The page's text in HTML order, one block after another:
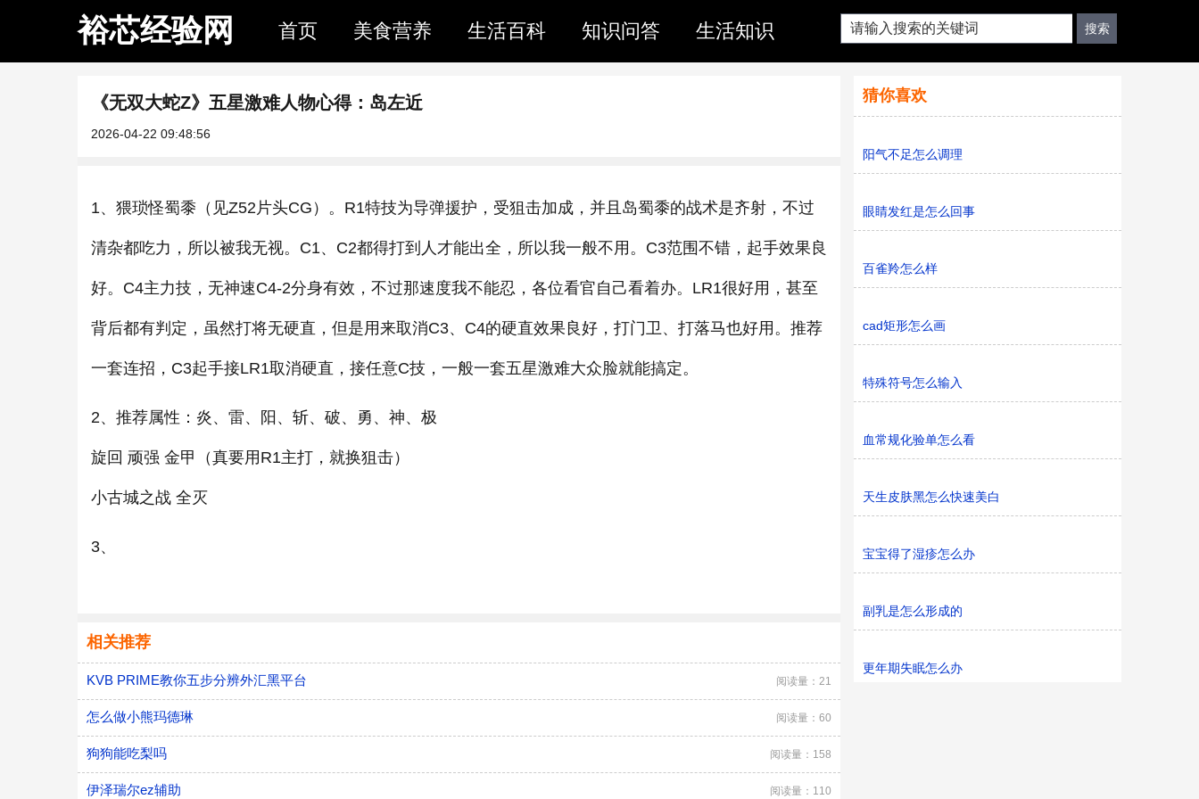
裕芯经验网 首页 美食营养 生活百科 知识问答 生活知识
《无双大蛇Z》五星激难人物心得：岛左近
2026-04-22 09:48:56
1、猥琐怪蜀黍（见Z52片头CG）。R1特技为导弹援护，受狙击加成，并且岛蜀黍的战术是齐射，不过
清杂都吃力，所以被我无视。C1、C2都得打到人才能出全，所以我一般不用。C3范围不错，起手效果良
好。C4主力技，无神速C4-2分身有效，不过那速度我不能忍，各位看官自己看着办。LR1很好用，甚至
背后都有判定，虽然打将无硬直，但是用来取消C3、C4的硬直效果良好，打门卫、打落马也好用。推荐
一套连招，C3起手接LR1取消硬直，接任意C技，一般一套五星激难大众脸就能搞定。
2、推荐属性：炎、雷、阳、斩、破、勇、神、极
旋回 顽强 金甲（真要用R1主打，就换狙击）
小古城之战 全灭
3、
相关推荐
KVB PRIME教你五步分辨外汇黑平台 阅读量：21
怎么做小熊玛德琳 阅读量：60
狗狗能吃梨吗 阅读量：158
伊泽瑞尔ez辅助 阅读量：110
猜你喜欢
阳气不足怎么调理
眼睛发红是怎么回事
百雀羚怎么样
cad矩形怎么画
特殊符号怎么输入
血常规化验单怎么看
天生皮肤黑怎么快速美白
宝宝得了湿疹怎么办
副乳是怎么形成的
更年期失眠怎么办